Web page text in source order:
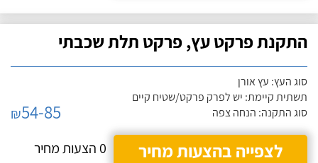
התקנת פרקט עץ, פרקט תלת שכבתי
סוג העץ: עץ אורן
תשתית קיימת: יש לפרק פרקט/שטיח קיים
סוג התקנה: הנחה צפה
₪54-85
לצפייה בהצעות מחיר
0 הצעות מחיר